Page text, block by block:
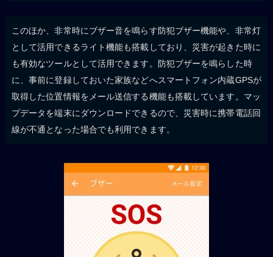
このほか、非常時にブザー音を鳴らす防犯ブザー機能や、非常灯
として活用できるライト機能も搭載しており、災害が起きた時に
も有効なツールとして活用できます。防犯ブザーを鳴らした時
に、事前に登録しておいた家族などへスマートフォン内蔵GPSが
取得した位置情報をメール送信する機能も搭載しています。マッ
プデータを端末にダウンロードできるので、災害時に携帯電話回
線が不通となった場合でも利用できます。